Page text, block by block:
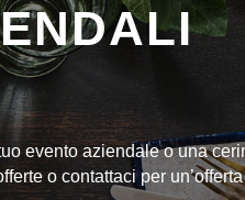
evento aziendale o una
o contattaci per